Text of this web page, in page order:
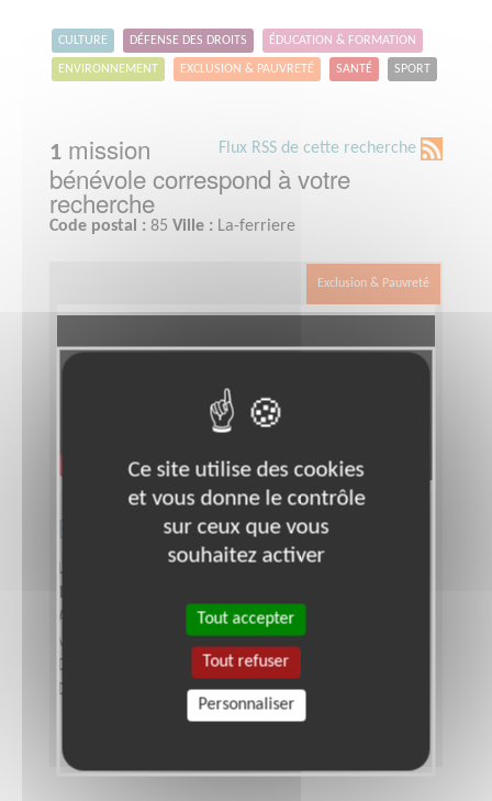
CULTURE DÉFENSE DES DROITS ÉDUCATION & FORMATION
ENVIRONNEMENT EXCLUSION & PAUVRETÉ SANTÉ SPORT
Flux RSS de cette recherche
1 mission
bénévole correspond à votre
recherche
Code postal : 85 Ville : La-ferriere
Exclusion & Pauvreté
Bénévolat administratif
Lieu :
Association :
Vacances et Familles - Antenne de
Vendée
Date :
Disponibilité demandée :Aucune contrainte
Ce site utilise des cookies
et vous donne le contrôle
sur ceux que vous
souhaitez activer
Tout accepter
Tout refuser
Personnaliser